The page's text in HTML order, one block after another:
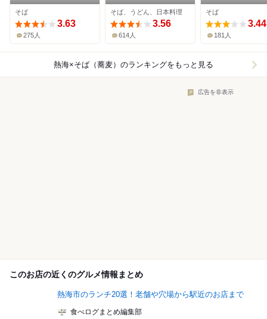
そば
3.63
275人
そば、うどん、日本料理
3.56
614人
そば
3.44
181人
熱海×そば（蕎麦） のランキングをもっと見る
広告を非表示
このお店の近くのグルメ情報まとめ
熱海市のランチ20選！老舗や穴場から駅近のお店まで
食べログまとめ編集部